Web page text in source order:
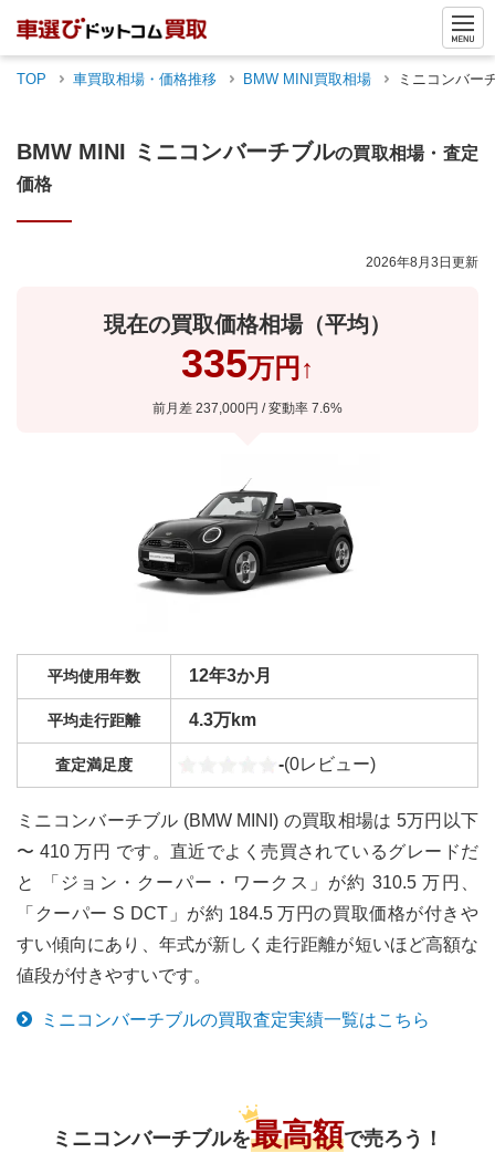
TOP 車買取相場・価格推移 BMW MINI 買取相場 ミニコンバー
BMW MINI ミニコンバーチブルの買取相場・査定
価格
2026年8月3日 更新
現在の買取価格相場（平均）
335万円 ↑
前月差 237,000円 / 変動率 7.6%
平均使用年数 12年3か月
平均走行距離 4.3万km
査定満足度 -(0レビュー)
ミニコンバーチブル (BMW MINI) の買取相場は 5万円以下
〜 410 万円 です。直近でよく売買されているグレードだ
と 「ジョン・クーパー・ワークス」が約 310.5 万円、
「クーパー S DCT」が約 184.5 万円の買取価格が付きや
すい傾向にあり、年式が新しく走行距離が短いほど高額な
値段が付きやすいです。
ミニコンバーチブルの買取査定実績一覧はこちら
ミニコンバーチブルを最高額で売ろう！